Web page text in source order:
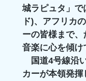
城ラピュタ」で
ド)、アフリカ
ーの皆様まで
音楽に心を傾け
国道4号線沿
カーが本領発